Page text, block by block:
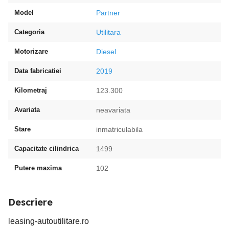
Model Partner
Categoria Utilitara
Motorizare Diesel
Data fabricatiei 2019
Kilometraj 123.300
Avariata neavariata
Stare inmatriculabila
Capacitate cilindrica 1499
Putere maxima 102
Descriere
leasing-autoutilitare.ro